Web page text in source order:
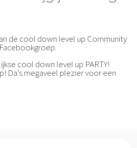
de cool down level up Community
cool down level up PARTY!
Da’s megaveel plezier voor een